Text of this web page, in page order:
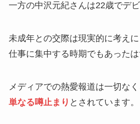
一方の中沢元紀さんは22歳でデビ
未成年との交際は現実的に考えに
仕事に集中する時期でもあったは
メディアでの熱愛報道は一切なく
単なる噂止まり とされています。